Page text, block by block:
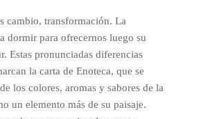
cambio, transformación. La
dormir para ofrecernos luego su
Estas pronunciadas diferencias
la carta de Enoteca, que se
los colores, aromas y sabores de la
un elemento más de su paisaje.